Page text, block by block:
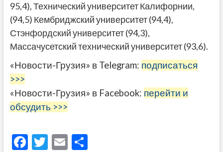
95,4), Технический университет Калифорнии,
(94,5) Кембриджский университет (94,4),
Стэнфордский университет (94,3),
Массачусетский технический университет (93,6).
«Новости-Грузия» в Telegram: подписаться
>>>
«Новости-Грузия» в Facebook: перейти и
обсудить >>>
F T E О